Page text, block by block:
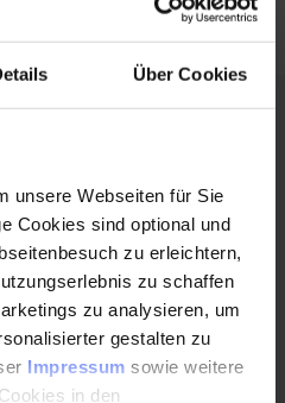
Über Cookies
unsere Webseiten für Sie
Cookies sind optional und
zu erleichtern,
zu schaffen
zu analysieren, um
gestalten zu
Impressum sowie weitere
in den